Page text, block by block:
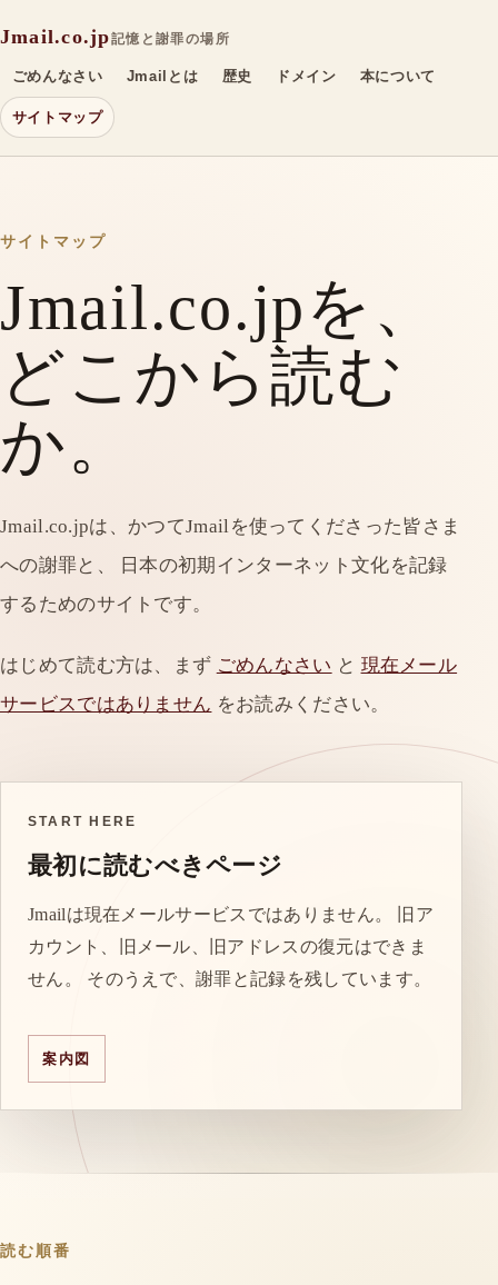
Jmail.co.jp記憶と謝罪の場所
ごめんなさい Jmailとは 歴史 ドメイン 本について
サイトマップ
サイトマップ
Jmail.co.jpを、
どこから読む
か。
Jmail.co.jpは、かつてJmailを使ってくださった皆さま
への謝罪と、 日本の初期インターネット文化を記録
するためのサイトです。
はじめて読む方は、まず ごめんなさい と 現在メール
サービスではありません をお読みください。
START HERE
最初に読むべきページ
Jmailは現在メールサービスではありません。 旧ア
カウント、旧メール、旧アドレスの復元はできま
せん。 そのうえで、謝罪と記録を残しています。
案内図
読む順番